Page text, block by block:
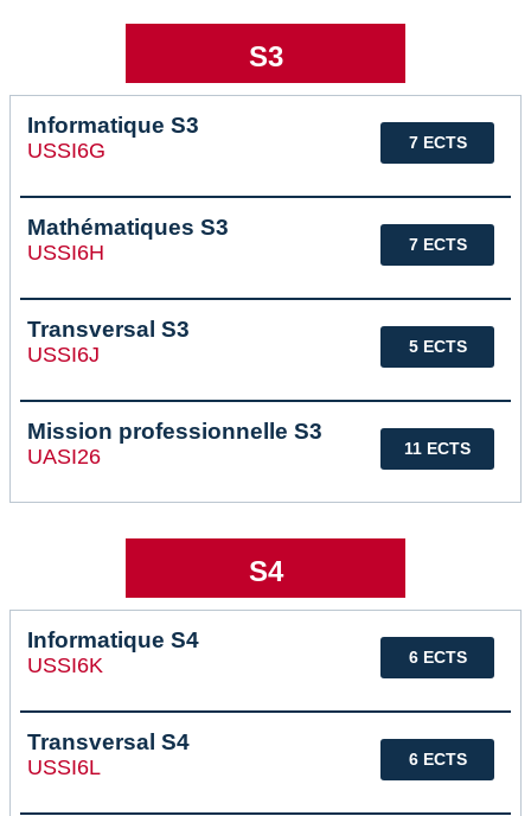
S3
7 ECTS
Informatique S3
USSI6G
7 ECTS
Mathématiques S3
USSI6H
5 ECTS
Transversal S3
USSI6J
11 ECTS
Mission professionnelle S3
UASI26
S4
6 ECTS
Informatique S4
USSI6K
6 ECTS
Transversal S4
USSI6L